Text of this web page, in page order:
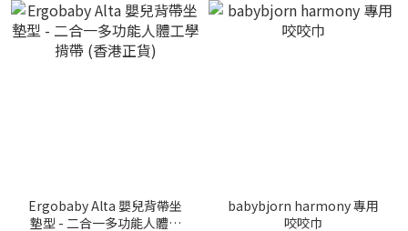
Ergobaby Alta 嬰兒背帶坐
墊型 - 二合一多功能人體工
babybjorn harmony 專用
咬咬巾